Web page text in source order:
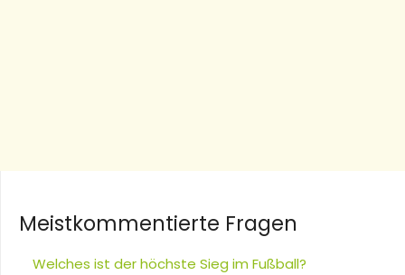
Meistkommentierte Fragen
Welches ist der höchste Sieg im Fußball?